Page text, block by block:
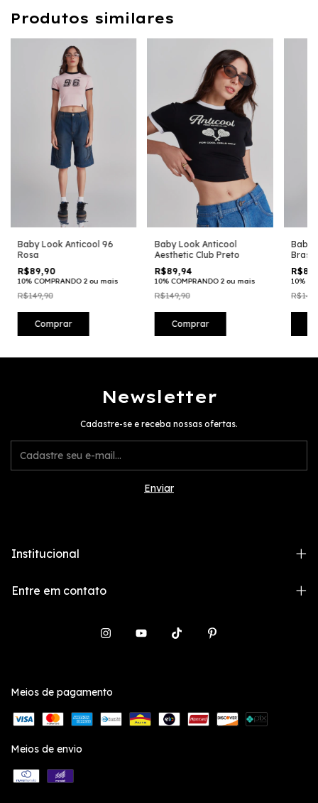
Produtos similares
Baby Look Anticool 96
Rosa
R$89,90
10% COMPRANDO 2 ou mais
R$149,90
Comprar
Baby Look Anticool
Aesthetic Club Preto
R$89,94
10% COMPRANDO 2 ou mais
R$149,90
Comprar
Baby
10%
Newsletter
Cadastre-se e receba nossas ofertas.
Institucional
Entre em contato
Meios de pagamento
Meios de envio